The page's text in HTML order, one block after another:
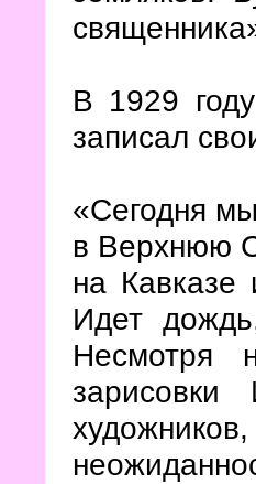
В 1929
записал
«Сегодня
в Верхнюю
на Кавказе
Идет
Несмотря